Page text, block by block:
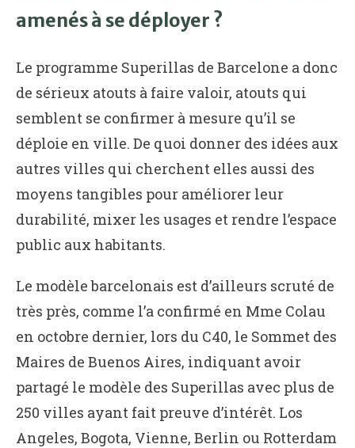
amenés à se déployer ?
Le programme Superillas de Barcelone a donc
de sérieux atouts à faire valoir, atouts qui
semblent se confirmer à mesure qu’il se
déploie en ville. De quoi donner des idées aux
autres villes qui cherchent elles aussi des
moyens tangibles pour améliorer leur
durabilité, mixer les usages et rendre l’espace
public aux habitants.
Le modèle barcelonais est d’ailleurs scruté de
très près, comme l’a confirmé en Mme Colau
en octobre dernier, lors du C40, le Sommet des
Maires de Buenos Aires, indiquant avoir
partagé le modèle des Superillas avec plus de
250 villes ayant fait preuve d’intérêt. Los
Angeles, Bogota, Vienne, Berlin ou Rotterdam